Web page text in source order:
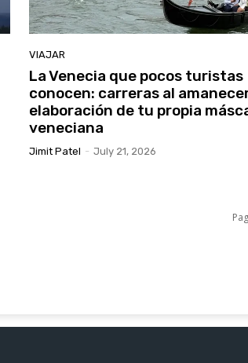
VIAJAR
La Venecia que pocos turistas
conocen: carreras al
elaboración de tu propia
veneciana
Jimit Patel - July 21, 2026